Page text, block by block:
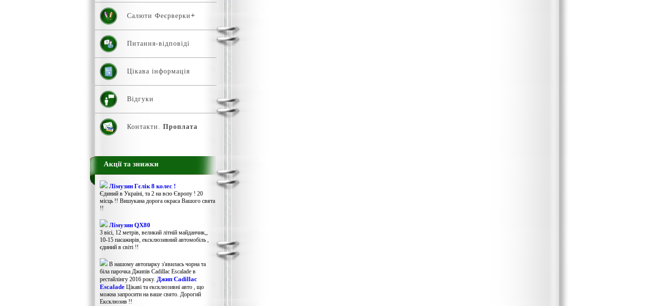
Салюти Феєрверки
Питання-відповіді
Цікава інформація
Відгуки
Контакти. Проплата
Акції та знижки
Лімузин Гєлік 8 колес !
Єдиний в Україні, та 2 на всю Європу ! 20
місць !! Вишукана дорога окраса Вашого свята
!!
Лімузин QX80
3 вісі, 12 метрів, великий літній майданчик,,
10-15 пасажирів, ексклюзивний автомобіль ,
єдиний в світі !!
В нашому автопарку з'явилась чорна та
біла парочка Джипів Cadillac Escalade в
рестайлінгу 2016 року. Джип Cadillac
Escalade Цікаві та ексклюзивні авто , що
можна запросити на ваше свято. Дорогий
Ексклюзив !!